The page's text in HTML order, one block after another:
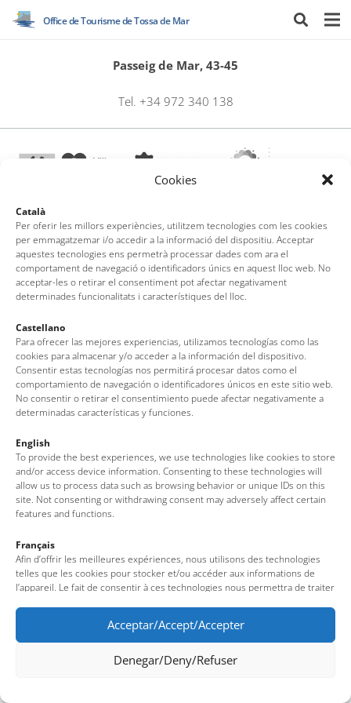
Cookies
Català
Per oferir les millors experiències, utilitzem tecnologies com les cookies
per emmagatzemar i/o accedir a la informació del dispositiu. Acceptar
aquestes tecnologies ens permetrà processar dades com ara el
comportament de navegació o identificadors únics en aquest lloc web. No
acceptar-les o retirar el consentiment pot afectar negativament
determinades funcionalitats i característiques del lloc.
Castellano
Para ofrecer las mejores experiencias, utilizamos tecnologías como las
cookies para almacenar y/o acceder a la información del dispositivo.
Consentir estas tecnologías nos permitirá procesar datos como el
comportamiento de navegación o identificadores únicos en este sitio web.
No consentir o retirar el consentimiento puede afectar negativamente a
determinadas características y funciones.
English
To provide the best experiences, we use technologies like cookies to store
and/or access device information. Consenting to these technologies will
allow us to process data such as browsing behavior or unique IDs on this
site. Not consenting or withdrawing consent may adversely affect certain
features and functions.
Français
Afin d’offrir les meilleures expériences, nous utilisons des technologies
telles que les cookies pour stocker et/ou accéder aux informations de
l’appareil. Le fait de consentir à ces technologies nous permettra de traiter
uniques sur ce site. Le fait de ne pas consentir ou de retirer son
consentement peut avoir un effet négatif sur certaines fonctionnalités et
caractéristiques du site.
Acceptar/Accept/Accepter
Denegar/Deny/Refuser
Office de Tourisme de Tossa de Mar
Passeig de Mar, 43-45
Tel. +34 972 340 138
Office de Tourisme de Tossa de Mar
Av. del Pelegrí, 25 – Edifici La Nau · 17320 – Tossa de Mar
(Girona – Costa Brava)
Tel: + 00 34 972 340 108 · Mail: info@visittossa.com
Infos légales ·Politique de cookies·Protection des données